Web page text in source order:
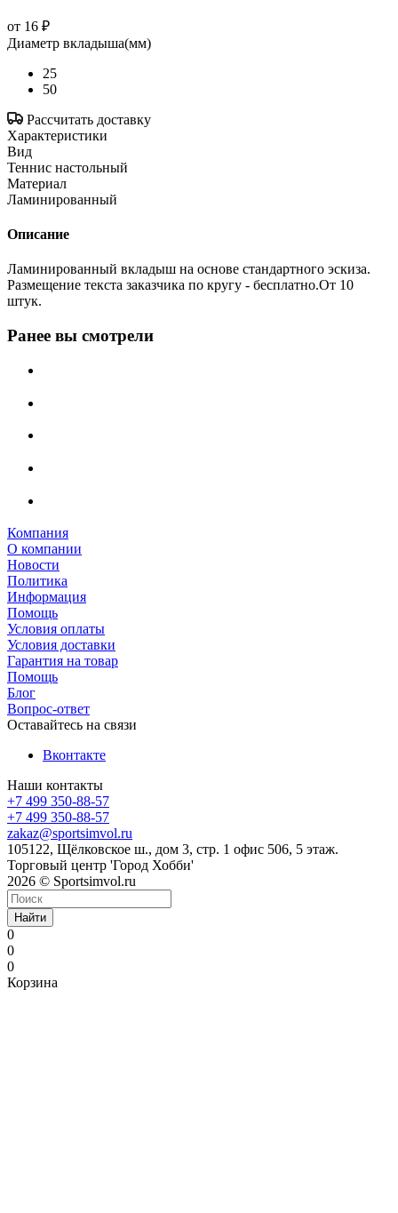
от 16 ₽
Диаметр вкладыша(мм)
25
50
Рассчитать доставку
Характеристики
Вид
Теннис настольный
Материал
Ламинированный
Описание
Ламинированный вкладыш на основе стандартного эскиза.
Размещение текста заказчика по кругу - бесплатно.От 10
штук.
Ранее вы смотрели
Компания
О компании
Новости
Политика
Информация
Помощь
Условия оплаты
Условия доставки
Гарантия на товар
Помощь
Блог
Вопрос-ответ
Оставайтесь на связи
Вконтакте
Наши контакты
+7 499 350-88-57
+7 499 350-88-57
zakaz@sportsimvol.ru
105122, Щёлковское ш., дом 3, стр. 1 офис 506, 5 этаж.
Торговый центр 'Город Хобби'
2026 © Sportsimvol.ru
Найти
0
0
0
Корзина